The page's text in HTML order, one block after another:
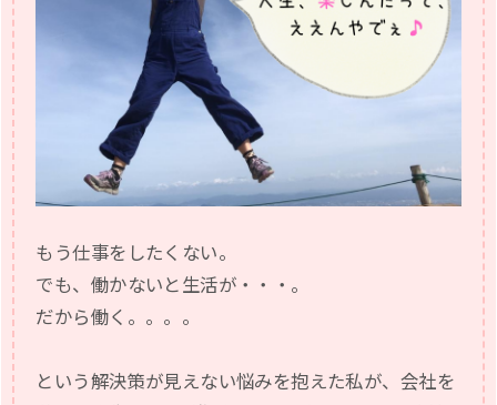
もう仕事をしたくない。
でも、働かないと生活が・・・。
だから働く。。。。
という解決策が見えない悩みを抱えた私が、会社を